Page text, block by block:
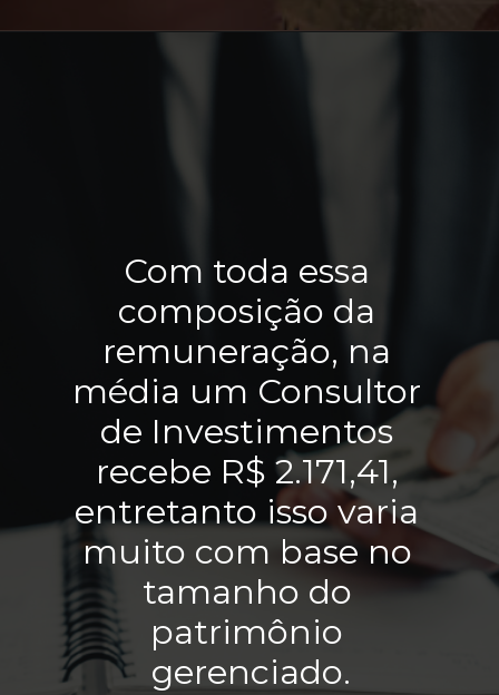
Com toda essa
composição da
remuneração, na
média um Consultor
de Investimentos
recebe R$ 2.171,41,
entretanto isso varia
muito com base no
tamanho do
patrimônio
gerenciado.